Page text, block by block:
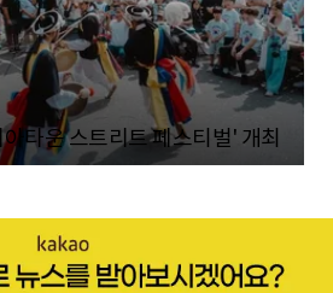
타운 스트리트 페스티벌' 개최